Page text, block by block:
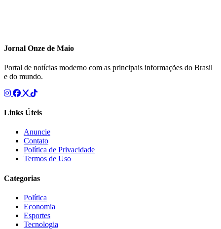
Jornal Onze de Maio
Portal de notícias moderno com as principais informações do Brasil
e do mundo.
Links Úteis
Anuncie
Contato
Política de Privacidade
Termos de Uso
Categorias
Política
Economia
Esportes
Tecnologia